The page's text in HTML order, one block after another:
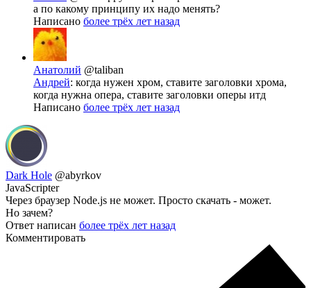
а по какому принципу их надо менять?
Написано более трёх лет назад
Анатолий @taliban
Андрей: когда нужен хром, ставите заголовки хрома,
когда нужна опера, ставите заголовки оперы итд
Написано более трёх лет назад
Dark Hole @abyrkov
JavaScripter
Через браузер Node.js не может. Просто скачать - может.
Но зачем?
Ответ написан более трёх лет назад
Комментировать